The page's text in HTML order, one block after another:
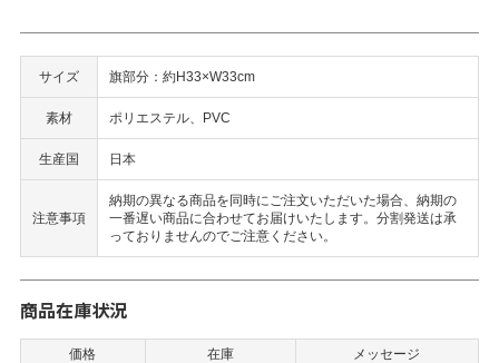
サイズ 旗部分：約H33×W33cm
素材 ポリエステル、PVC
生産国 日本
注意事項
納期の異なる商品を同時にご注文いただいた場合、納期の
一番遅い商品に合わせてお届けいたします。分割発送は承
っておりませんのでご注意ください。
商品在庫状況
価格 在庫
メッセージ